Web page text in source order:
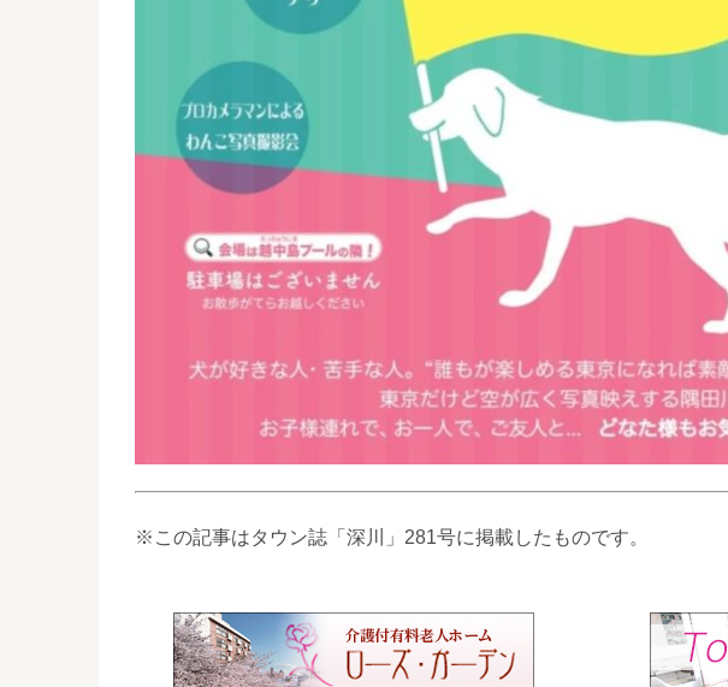
※この記事はタウン誌「深川」281号に掲載したものです。